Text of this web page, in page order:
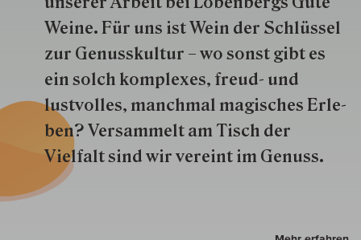
Weine. Für uns ist Wein der Schlüs­sel
zur Genuss­kultur – wo sonst gibt es
ein solch kom­plexes, freud- und
lustvolles, manchmal ma­gisch­es Er­le­
ben? Versammelt am Tisch der
Vielfalt sind wir ver­eint im Genuss.